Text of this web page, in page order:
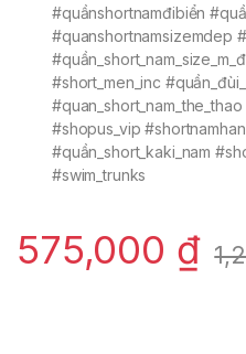
#quầnshortnamđibiển
#quanshortnamsizemdep
#short_men_inc
#shopus_vip
#quần_short_kaki_nam
#swim_trunks
575,000 ₫